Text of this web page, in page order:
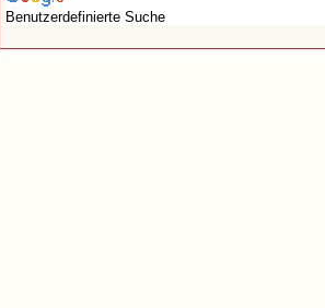
Benutzerdefinierte Suche